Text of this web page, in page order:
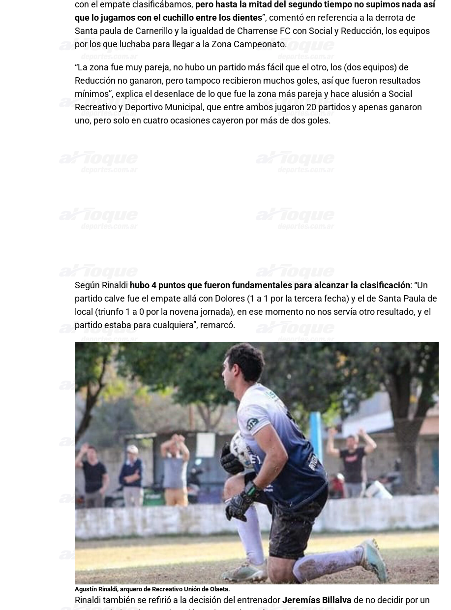
con el empate clasificábamos, pero hasta la mitad del segundo tiempo no supimos nada así
que lo jugamos con el cuchillo entre los dientes”, comentó en referencia a la derrota de
Santa paula de Carnerillo y la igualdad de Charrense FC con Social y Reducción, los equipos
por los que luchaba para llegar a la Zona Campeonato.
“La zona fue muy pareja, no hubo un partido más fácil que el otro, los (dos equipos) de
Reducción no ganaron, pero tampoco recibieron muchos goles, así que fueron resultados
mínimos”, explica el desenlace de lo que fue la zona más pareja y hace alusión a Social
Recreativo y Deportivo Municipal, que entre ambos jugaron 20 partidos y apenas ganaron
uno, pero solo en cuatro ocasiones cayeron por más de dos goles.
Según Rinaldi hubo 4 puntos que fueron fundamentales para alcanzar la clasificación: “Un
partido calve fue el empate allá con Dolores (1 a 1 por la tercera fecha) y el de Santa Paula de
local (triunfo 1 a 0 por la novena jornada), en ese momento no nos servía otro resultado, y el
partido estaba para cualquiera”, remarcó.
Agustín Rinaldi, arquero de Recreativo Unión de Olaeta.
Rinaldi también se refirió a la decisión del entrenador Jeremías Billalva de no decidir por un